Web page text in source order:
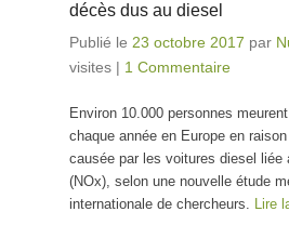
décès dus au diesel
Publié le 23 octobre 2017 par
visites | 1 Commentaire
Environ 10.000 personnes
chaque année en Europe en
causée par les voitures diesel liée
(NOx), selon une nouvelle étude
internationale de chercheurs. Lire